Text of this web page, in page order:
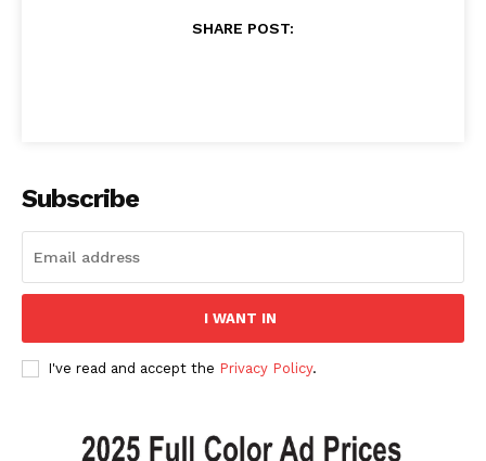
SHARE POST:
Subscribe
I WANT IN
I've read and accept the Privacy Policy.